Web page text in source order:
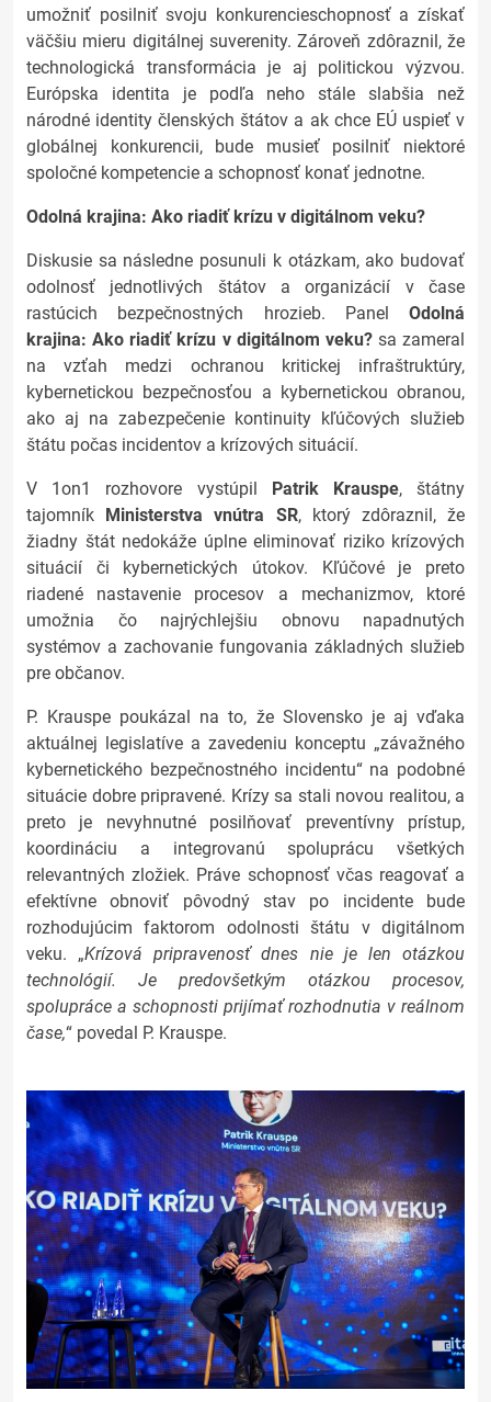
umožniť posilniť svoju konkurencieschopnosť a získať
väčšiu mieru digitálnej suverenity. Zároveň zdôraznil, že
technologická transformácia je aj politickou výzvou.
Európska identita je podľa neho stále slabšia než
národné identity členských štátov a ak chce EÚ uspieť v
globálnej konkurencii, bude musieť posilniť niektoré
spoločné kompetencie a schopnosť konať jednotne.
Odolná krajina: Ako riadiť krízu v digitálnom veku?
Diskusie sa následne posunuli k otázkam, ako budovať
odolnosť jednotlivých štátov a organizácií v čase
rastúcich bezpečnostných hrozieb. Panel Odolná
krajina: Ako riadiť krízu v digitálnom veku?sa zameral
na vzťah medzi ochranou kritickej infraštruktúry,
kybernetickou bezpečnosťou a kybernetickou obranou,
ako aj na zabezpečenie kontinuity kľúčových služieb
štátu počas incidentov a krízových situácií.
V 1on1 rozhovore vystúpil Patrik Krauspe, štátny
tajomník Ministerstva vnútra SR, ktorý zdôraznil, že
žiadny štát nedokáže úplne eliminovať riziko krízových
situácií či kybernetických útokov. Kľúčové je preto
riadené nastavenie procesov a mechanizmov, ktoré
umožnia čo najrýchlejšiu obnovu napadnutých
systémov a zachovanie fungovania základných služieb
pre občanov.
P. Krauspe poukázal na to, že Slovensko je aj vďaka
aktuálnej legislatíve a zavedeniu konceptu „závažného
kybernetického bezpečnostného incidentu“ na podobné
situácie dobre pripravené. Krízy sa stali novou realitou, a
preto je nevyhnutné posilňovať preventívny prístup,
koordináciu a integrovanú spoluprácu všetkých
relevantných zložiek. Práve schopnosť včas reagovať a
efektívne obnoviť pôvodný stav po incidente bude
rozhodujúcim faktorom odolnosti štátu v digitálnom
veku. „Krízová pripravenosť dnes nie je len otázkou
technológií. Je predovšetkým otázkou procesov,
spolupráce a schopnosti prijímať rozhodnutia v reálnom
čase,“ povedal P. Krauspe.